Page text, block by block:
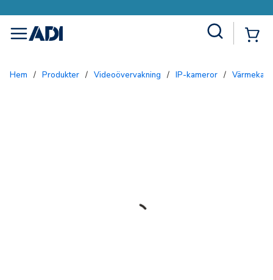
menu
Hem / Produkter / Videoövervakning / IP-kameror /